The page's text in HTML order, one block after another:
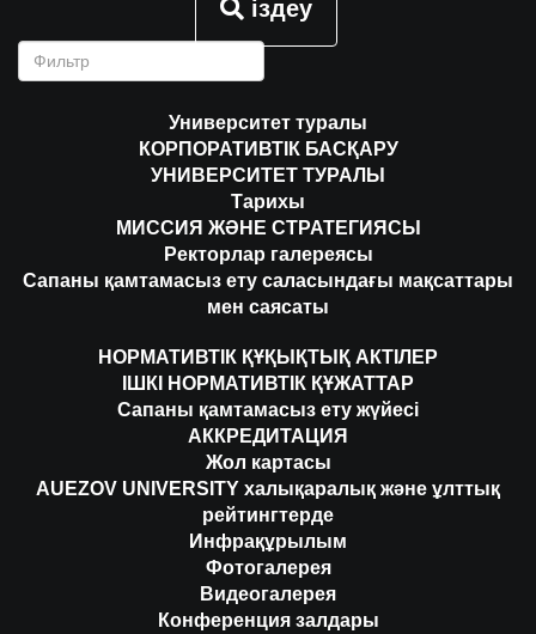
іздеу
Университет туралы
КОРПОРАТИВТІК БАСҚАРУ
УНИВЕРСИТЕТ ТУРАЛЫ
Тарихы
МИССИЯ ЖӘНЕ СТРАТЕГИЯСЫ
Ректорлар галереясы
Сапаны қамтамасыз ету саласындағы мақсаттары
мен саясаты
НОРМАТИВТІК ҚҰҚЫҚТЫҚ АКТІЛЕР
ІШКІ НОРМАТИВТІК ҚҰЖАТТАР
Сапаны қамтамасыз ету жүйесі
АККРЕДИТАЦИЯ
Жол картасы
AUEZOV UNIVERSITY халықаралық және ұлттық
рейтингтерде
Инфрақұрылым
Фотогалерея
Видеогалерея
Конференция залдары